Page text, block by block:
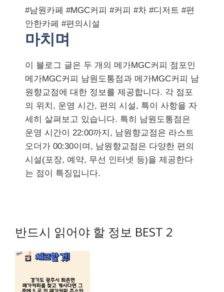
#남원카페 #MGC커피 #커피 #차 #디저트 #편
안한카페 #편의시설
마치며
이 블로그 글은 두 개의 메가MGC커피 점포인
메가MGC커피 남원도통점과 메가MGC커피 남
원향교점에 대한 정보를 제공합니다. 각 점포
의 위치, 운영 시간, 편의 시설, 특이 사항을 자
세히 살펴보고 있습니다. 특히 남원도통점은
운영 시간이 22:00까지, 남원향교점은 라스트
오더가 00:30이며, 남원향교점은 다양한 편의
시설(포장, 예약, 무선 인터넷 등)을 제공한다
는 점이 특징입니다.
반드시 읽어야 할 정보 BEST 2